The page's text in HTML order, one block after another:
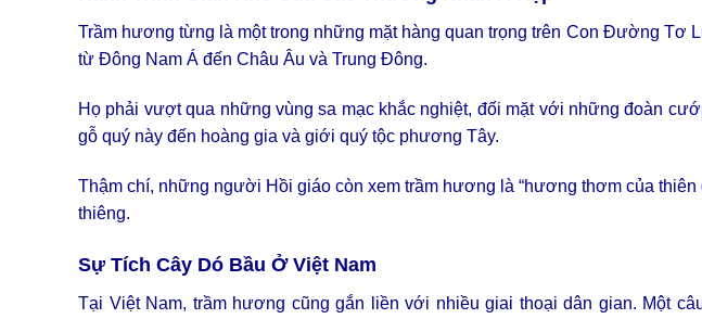
Trầm hương từng là một trong những mặt hàng quan trọng trên Con Đường Tơ
từ Đông Nam Á đến Châu Âu và Trung Đông.
Họ phải vượt qua những vùng sa mạc khắc nghiệt, đối mặt với những đoàn
gỗ quý này đến hoàng gia và giới quý tộc phương Tây.
Thậm chí, những người Hồi giáo còn xem trầm hương là “hương thơm của
thiêng.
Sự Tích Cây Dó Bầu Ở Việt Nam
Tại Việt Nam, trầm hương cũng gắn liền với nhiều giai thoại dân gian. Một